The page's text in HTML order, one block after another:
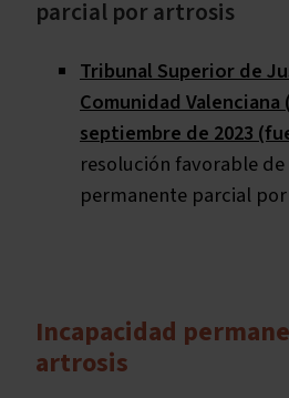
parcial por artrosis
Tribunal Superior de
Comunidad Valenciana
septiembre de 2023
resolución favorable
permanente parcial
Incapacidad
artrosis